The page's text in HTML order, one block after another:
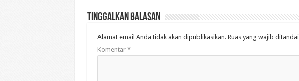
Tinggalkan Balasan
Alamat email Anda tidak akan dipublikasikan. Ruas yang wajib ditandai
Komentar *